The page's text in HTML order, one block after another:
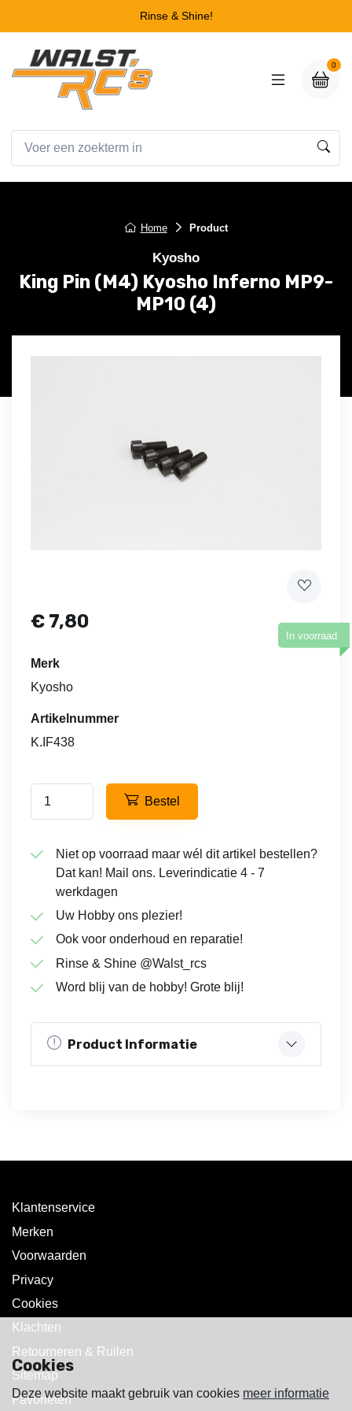
Rinse & Shine!
0
Home Product
Kyosho
King Pin (M4) Kyosho Inferno MP9-
MP10 (4)
€ 7,80
In voorraad
Merk
Kyosho
Artikelnummer
K.IF438
Bestel
Niet op voorraad maar wél dit artikel bestellen?
Dat kan! Mail ons. Leverindicatie 4 - 7
werkdagen
Uw Hobby ons plezier!
Ook voor onderhoud en reparatie!
Rinse & Shine @Walst_rcs
Word blij van de hobby! Grote blij!
Product Informatie
Klantenservice
Merken
Voorwaarden
Privacy
Cookies
Klachten
Retourneren & Ruilen
Sitemap
Favorieten
Cookies
Deze website maakt gebruik van cookies meer informatie